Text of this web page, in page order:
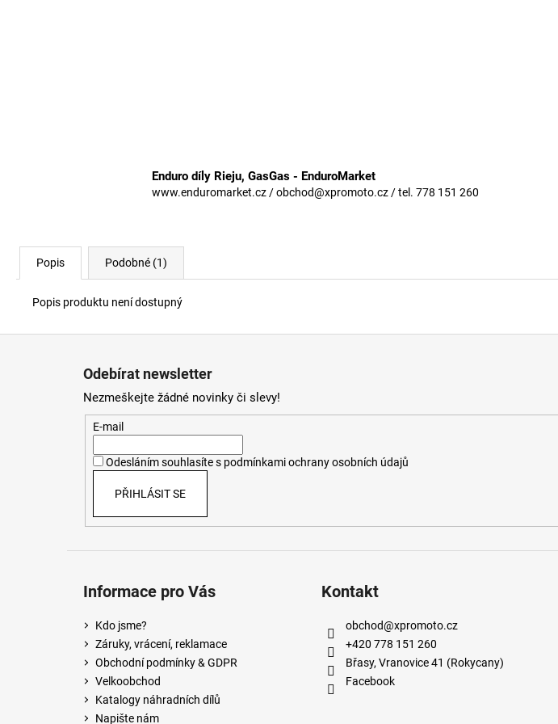
Enduro díly Rieju, GasGas - EnduroMarket
www.enduromarket.cz / obchod@xpromoto.cz / tel. 778 151 260
Popis Podobné (1)
Popis produktu není dostupný
Odebírat newsletter
Nezmeškejte žádné novinky či slevy!
E-mail
Odesláním souhlasíte s podmínkami ochrany osobních údajů
PŘIHLÁSIT SE
Informace pro Vás
Kdo jsme?
Záruky, vrácení, reklamace
Obchodní podmínky & GDPR
Velkoobchod
Katalogy náhradních dílů
Napište nám
Kontakt
obchod@xpromoto.cz
+420 778 151 260
Břasy, Vranovice 41 (Rokycany)
Facebook